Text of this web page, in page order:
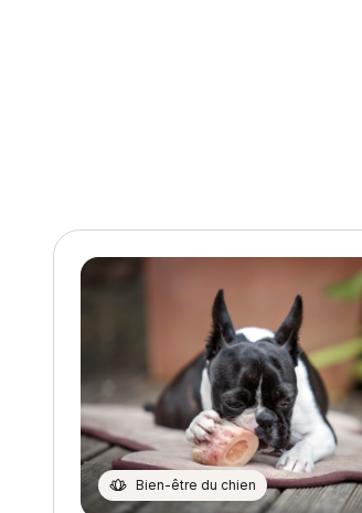
Bien-être du chien